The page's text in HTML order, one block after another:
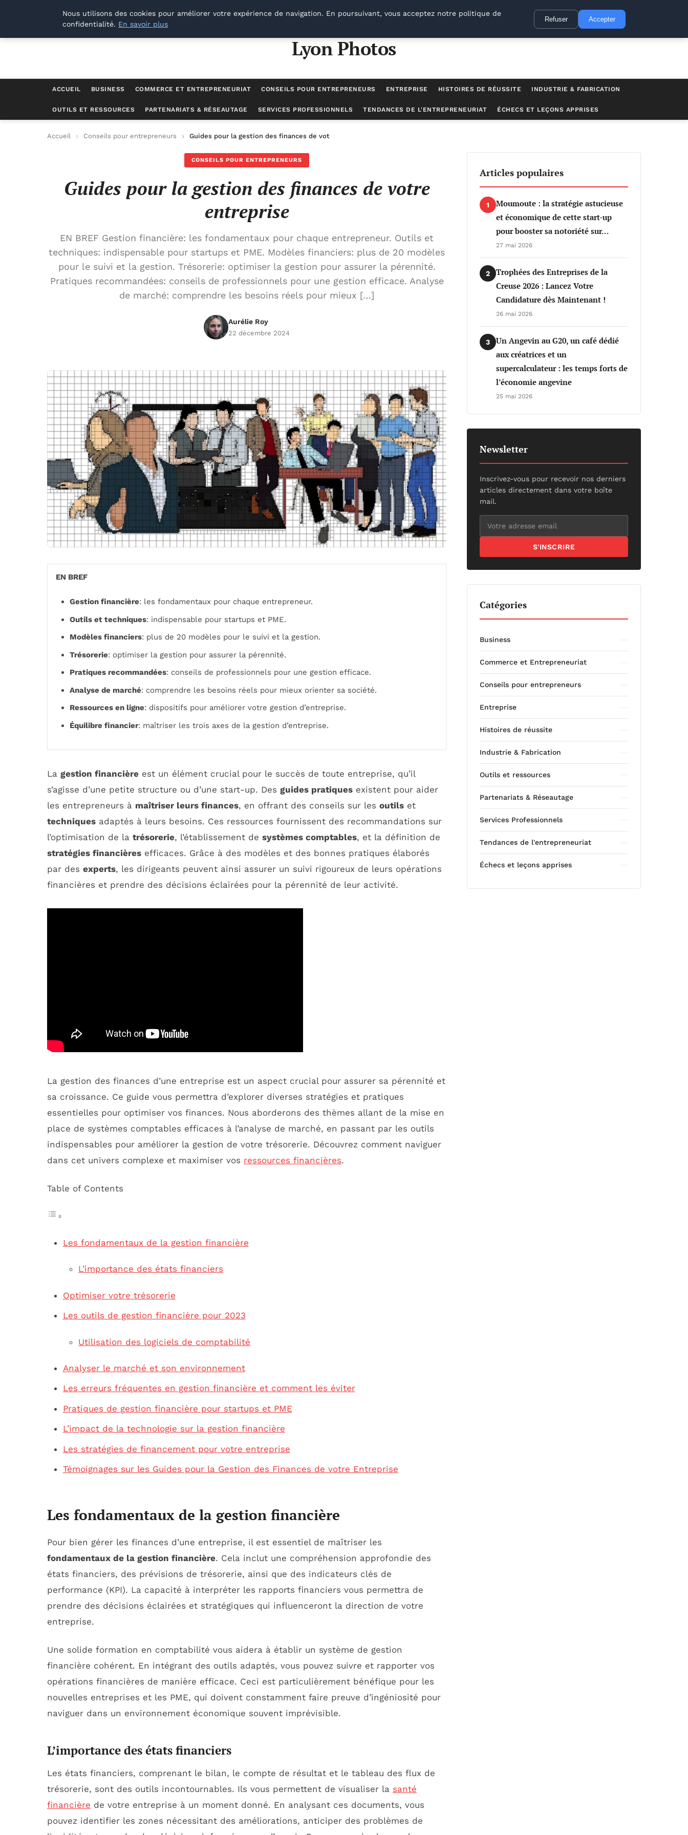
Lyon Photos
Lyon Photos
ACCUEIL BUSINESS COMMERCE ET ENTREPRENEURIAT CONSEILS POUR ENTREPRENEURS ENTREPRISE HISTOIRES DE RÉUSSITE INDUSTRIE & FABRICATION
OUTILS ET RESSOURCES PARTENARIATS & RÉSEAUTAGE SERVICES PROFESSIONNELS TENDANCES DE L'ENTREPRENEURIAT ÉCHECS ET LEÇONS APPRISES
Accueil Conseils pour entrepreneurs Guides pour la gestion des finances de votre entreprise
CONSEILS POUR ENTREPRENEURS
Guides pour la gestion des finances de votre
entreprise
EN BREF Gestion financière: les fondamentaux pour chaque entrepreneur. Outils et
techniques: indispensable pour startups et PME. Modèles financiers: plus de 20 modèles
pour le suivi et la gestion. Trésorerie: optimiser la gestion pour assurer la pérennité.
Pratiques recommandées: conseils de professionnels pour une gestion efficace. Analyse
de marché: comprendre les besoins réels pour mieux […]
Aurélie Roy
22 décembre 2024
EN BREF
Gestion financière: les fondamentaux pour chaque entrepreneur.
Outils et techniques: indispensable pour startups et PME.
Modèles financiers: plus de 20 modèles pour le suivi et la gestion.
Trésorerie: optimiser la gestion pour assurer la pérennité.
Pratiques recommandées: conseils de professionnels pour une gestion efficace.
Analyse de marché: comprendre les besoins réels pour mieux orienter sa société.
Ressources en ligne: dispositifs pour améliorer votre gestion d’entreprise.
Équilibre financier: maîtriser les trois axes de la gestion d’entreprise.
La gestion financière est un élément crucial pour le succès de toute entreprise, qu’il
s’agisse d’une petite structure ou d’une start-up. Des guides pratiques existent pour aider
les entrepreneurs à maîtriser leurs finances, en offrant des conseils sur les outils et
techniques adaptés à leurs besoins. Ces ressources fournissent des recommandations sur
l’optimisation de la trésorerie, l’établissement de systèmes comptables, et la définition de
stratégies financières efficaces. Grâce à des modèles et des bonnes pratiques élaborés
par des experts, les dirigeants peuvent ainsi assurer un suivi rigoureux de leurs opérations
financières et prendre des décisions éclairées pour la pérennité de leur activité.
La gestion des finances d’une entreprise est un aspect crucial pour assurer sa pérennité et
sa croissance. Ce guide vous permettra d’explorer diverses stratégies et pratiques
essentielles pour optimiser vos finances. Nous aborderons des thèmes allant de la mise en
place de systèmes comptables efficaces à l’analyse de marché, en passant par les outils
indispensables pour améliorer la gestion de votre trésorerie. Découvrez comment naviguer
dans cet univers complexe et maximiser vos ressources financières.
Table of Contents
Les fondamentaux de la gestion financière
L’importance des états financiers
Optimiser votre trésorerie
Les outils de gestion financière pour 2023
Utilisation des logiciels de comptabilité
Analyser le marché et son environnement
Les erreurs fréquentes en gestion financière et comment les éviter
Pratiques de gestion financière pour startups et PME
L’impact de la technologie sur la gestion financière
Les stratégies de financement pour votre entreprise
Témoignages sur les Guides pour la Gestion des Finances de votre Entreprise
Les fondamentaux de la gestion financière
Pour bien gérer les finances d’une entreprise, il est essentiel de maîtriser les
fondamentaux de la gestion financière. Cela inclut une compréhension approfondie des
états financiers, des prévisions de trésorerie, ainsi que des indicateurs clés de
performance (KPI). La capacité à interpréter les rapports financiers vous permettra de
prendre des décisions éclairées et stratégiques qui influenceront la direction de votre
entreprise.
Une solide formation en comptabilité vous aidera à établir un système de gestion
financière cohérent. En intégrant des outils adaptés, vous pouvez suivre et rapporter vos
opérations financières de manière efficace. Ceci est particulièrement bénéfique pour les
nouvelles entreprises et les PME, qui doivent constamment faire preuve d’ingéniosité pour
naviguer dans un environnement économique souvent imprévisible.
L’importance des états financiers
Les états financiers, comprenant le bilan, le compte de résultat et le tableau des flux de
trésorerie, sont des outils incontournables. Ils vous permettent de visualiser la santé
financière de votre entreprise à un moment donné. En analysant ces documents, vous
pouvez identifier les zones nécessitant des améliorations, anticiper des problèmes de
Articles populaires
1
Moumoute : la stratégie astucieuse
et économique de cette start-up
pour booster sa notoriété sur…
27 mai 2026
2
Trophées des Entreprises de la
Creuse 2026 : Lancez Votre
Candidature dès Maintenant !
26 mai 2026
3
Un Angevin au G20, un café dédié
aux créatrices et un
supercalculateur : les temps forts de
l’économie angevine
25 mai 2026
Newsletter
Inscrivez-vous pour recevoir nos derniers
articles directement dans votre boîte
mail.
S'INSCRIRE
Catégories
Business
Commerce et Entrepreneuriat
Conseils pour entrepreneurs
Entreprise
Histoires de réussite
Industrie & Fabrication
Outils et ressources
Partenariats & Réseautage
Services Professionnels
Tendances de l'entrepreneuriat
Échecs et leçons apprises
Nous utilisons des cookies pour améliorer votre expérience de navigation. En poursuivant, vous acceptez notre politique de
confidentialité. En savoir plus
Refuser Accepter